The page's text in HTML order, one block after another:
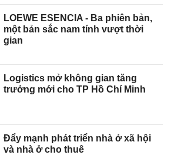
LOEWE ESENCIA - Ba phiên bản,
một bản sắc nam tính vượt thời
gian
Logistics mở không gian tăng
trưởng mới cho TP Hồ Chí Minh
Đẩy mạnh phát triển nhà ở xã hội
và nhà ở cho thuê